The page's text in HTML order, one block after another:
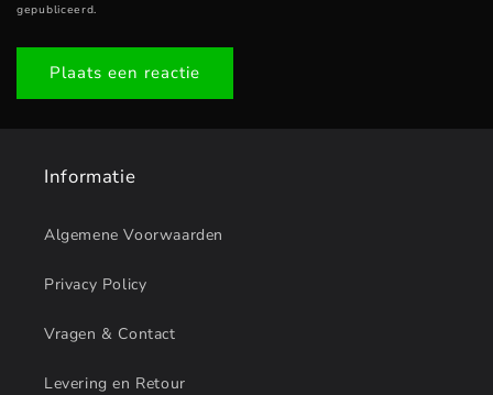
gepubliceerd.
Informatie
Algemene Voorwaarden
Privacy Policy
Vragen & Contact
Levering en Retour